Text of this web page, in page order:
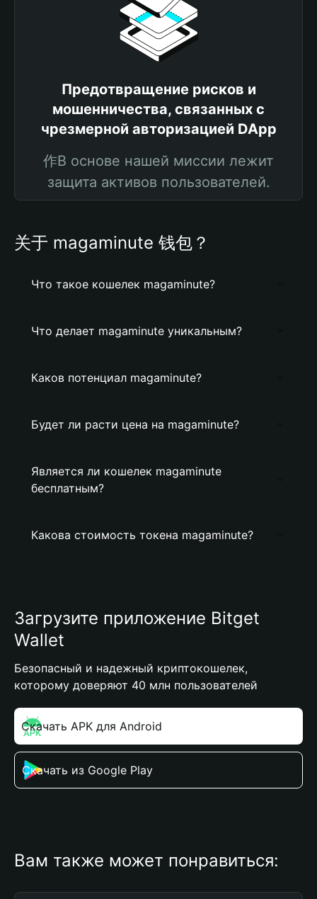
Предотвращение рисков и
мошенничества, связанных с
чрезмерной авторизацией DApp
作В основе нашей миссии лежит
защита активов пользователей.
关于 magaminute 钱包？
Что такое кошелек magaminute?
Что делает magaminute уникальным?
Каков потенциал magaminute?
Будет ли расти цена на magaminute?
Является ли кошелек magaminute
бесплатным?
Какова стоимость токена magaminute?
Загрузите приложение Bitget
Wallet
Безопасный и надежный криптокошелек,
которому доверяют 40 млн пользователей
Скачать APK для Android
Скачать из Google Play
Вам также может понравиться: